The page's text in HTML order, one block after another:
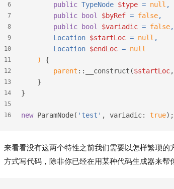
6
7
8
9
10
11
12
13
14
15
16
public TypeNode $type = null ,
public
bool $byRef = false,
public
bool $variadic = false,
        Location
$startLoc = null ,
        Location
$endLoc = null
) {
parent ::__construct($startLoc,
    }
}
new ParamNode( 'test' , variadic: true);
来看看没有这两个特性之前我们需要以怎样繁琐
方式写代码，除非你已经在用某种代码生成器来帮